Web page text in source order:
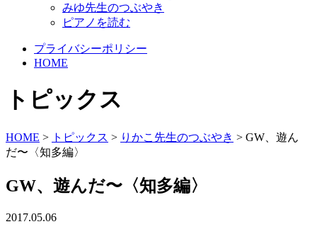
みゆ先生のつぶやき
ピアノを読む
プライバシーポリシー
HOME
トピックス
HOME > トピックス > りかこ先生のつぶやき > GW、遊ん
だ〜〈知多編〉
GW、遊んだ〜〈知多編〉
2017.05.06